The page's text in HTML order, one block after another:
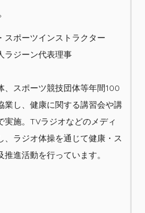
スポーツインストラクター
ラジーン代表理事
、スポーツ競技団体等年間100
業し、健康に関する講習会や講
実施。TVラジオなどのメディ
、ラジオ体操を通じて健康・ス
推進活動を行っています。